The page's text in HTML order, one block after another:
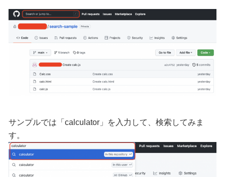
サンプルでは「calculator」を入力して、検索してみま
す。